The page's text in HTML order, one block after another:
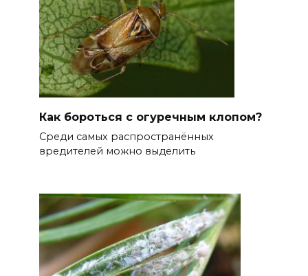
Как бороться с огуречным клопом?
Среди самых распространённых
вредителей можно выделить